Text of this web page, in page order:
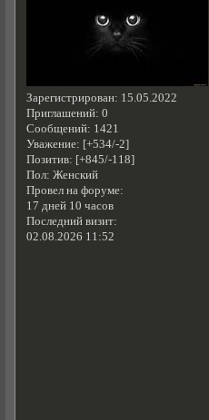
Зарегистрирован: 15.05.2022
Приглашений: 0
Сообщений: 1421
Уважение: [+534/-2]
Позитив: [+845/-118]
Пол: Женский
Провел на форуме:
17 дней 10 часов
Последний визит:
02.08.2026 11:52